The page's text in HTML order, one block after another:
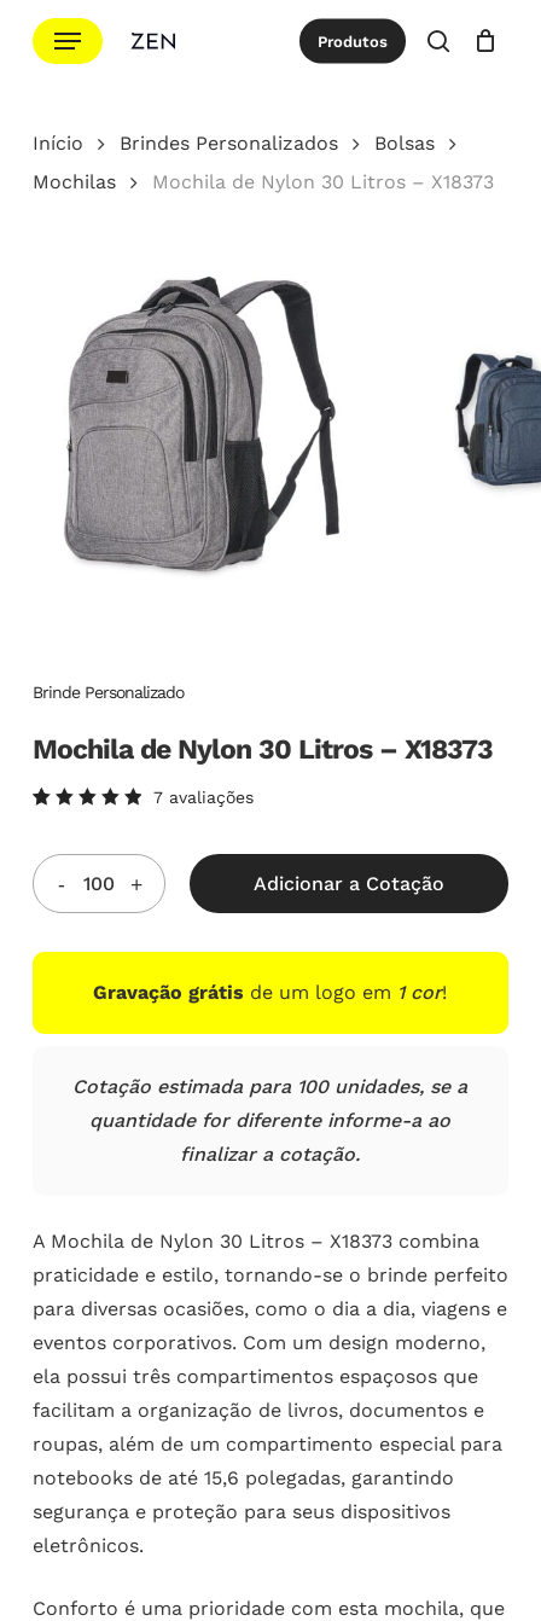
para
principal
Menu Produtos
procurar
Cotação Close
Início Brindes Personalizados
Bolsas
Mochilas
Mochila de Nylon 30 Litros – X18373
Brinde Personalizado
Mochila de Nylon 30 Litros – X18373
5.00de
5, com
baseado
em
clientes
7avaliações
Adicionar a Cotação
Gravação grátis de um logo em 1 cor!
Cotação estimada para 100 unidades, se a
quantidade for diferente informe-a ao
finalizar a cotação.
A Mochila de Nylon 30 Litros – X18373 combina
praticidade e estilo, tornando-se o brinde perfeito
para diversas ocasiões, como o dia a dia, viagens e
eventos corporativos. Com um design moderno,
ela possui três compartimentos espaçosos que
facilitam a organização de livros, documentos e
roupas, além de um compartimento especial para
notebooks de até 15,6 polegadas, garantindo
segurança e proteção para seus dispositivos
eletrônicos.
Conforto é uma prioridade com esta mochila, que